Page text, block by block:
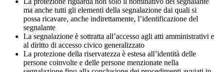
ma anche tutti gli elementi della segnalazione dai quali si
possa ricavare, anche indirettamente, l’identificazione del
segnalante
La segnalazione è sottratta all’accesso agli atti amministrativi e
al diritto di accesso civico generalizzato
La protezione della riservatezza è estesa all’identità delle
persone coinvolte e delle persone menzionate nella